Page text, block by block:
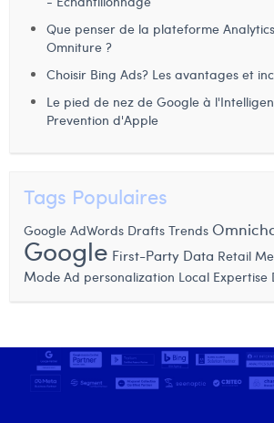
Laura Verhelst
Lena Pignoloni
Leonard Dierickx
Lotte Vranckx
Manon Houppertz
Que penser de la plateforme
Omniture ?
Choisir Bing Ads? Les avantages et
Le pied de nez de Google à
Prevention d'Apple
Tags Populaires
Google AdWords Drafts Trends
Google First-Party Data Retail
Mode Ad personalization Local Expertise